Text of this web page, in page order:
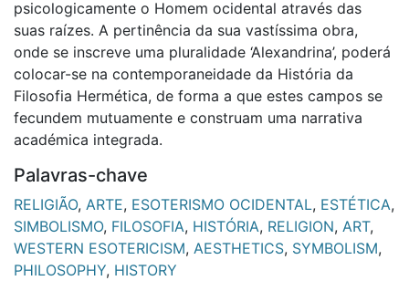
psicologicamente o Homem ocidental através das
suas raízes. A pertinência da sua vastíssima obra,
onde se inscreve uma pluralidade ‘Alexandrina’, poderá
colocar-se na contemporaneidade da História da
Filosofia Hermética, de forma a que estes campos se
fecundem mutuamente e construam uma narrativa
académica integrada.
Palavras-chave
RELIGIÃO, ARTE, ESOTERISMO OCIDENTAL, ESTÉTICA,
SIMBOLISMO, FILOSOFIA, HISTÓRIA, RELIGION, ART,
WESTERN ESOTERICISM, AESTHETICS, SYMBOLISM,
PHILOSOPHY, HISTORY